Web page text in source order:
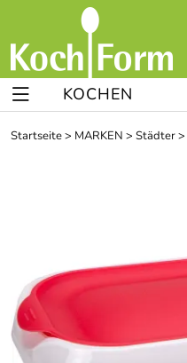
KOCHEN
Startseite> MARKEN > Städter>